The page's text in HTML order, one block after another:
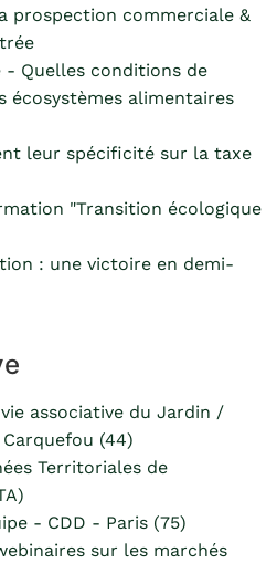
prospection commerciale &
- Quelles conditions de
écosystèmes alimentaires
leur spécificité sur la taxe
"Transition écologique
: une victoire en demi-
associative du Jardin /
(44)
Territoriales de
- CDD - Paris (75)
sur les marchés